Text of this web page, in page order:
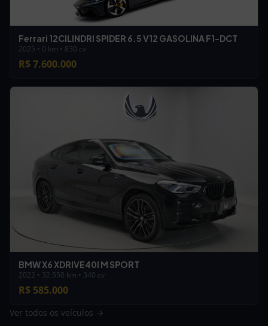
Ferrari 12CILINDRI SPIDER 6.5 V12 GASOLINA F1-DCT
2025 • 0 km • 830 cv
R$ 7.600.000
BMW X6 XDRIVE40I M SPORT
2022 • 32.550 km • 340 cv
R$ 585.000
Ver todos os veículos →